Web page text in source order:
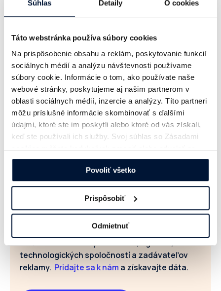
Súhlas Detaily O cookies
Táto webstránka používa súbory cookies
Na prispôsobenie obsahu a reklám, poskytovanie funkcií
sociálnych médií a analýzu návštevnosti používame
súbory cookie. Informácie o tom, ako používate naše
webové stránky, poskytujeme aj našim partnerom v
oblasti sociálnych médií, inzercie a analýzy. Títo partneri
môžu príslušné informácie skombinovať s ďalšími
údajmi, ktoré ste im poskytli alebo ktoré od vás získali,
keď ste používali ich služby. Svoj súhlas so Zásadami
cookiesmôžete kedykoľvek zmeniť alebo odvolať na
našej webovej stránke.
Povoliť všetko
Prispôsobiť
Odmietnuť
Analytické infromácie o danom podcaste
napríklad celkový počet prehratí za daný mesiac,
hostingová platforma, počet unikátnych
užívateľov pokiaľ je tento údaj k dispozícii. Počet
prehratí je rozdelený na tri základné časti: údaje
z hostingovej platformy, z vlastného resp. iného
hostingu a z youtube prehratí.
Za podporu pri tejto iniciatíve ďakujeme Bauer
Media, Petit Press a Radio Group. Ďakujeme aj
Do reportingu sa môžu zapojiť len členovia
IAB Slovakia. Rozvíjajte spolu s nami svet
internetovej reklamy a podcastov. Je nás už
64 členov z radov vydavateľov, agentúr,
technologických spoločností a zadávateľov
reklamy. Pridajte sa k nám a získavajte dáta.